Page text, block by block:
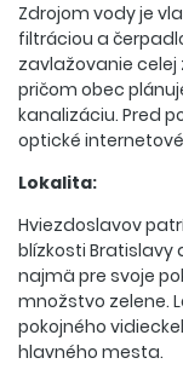
Zdrojom vody je
filtráciou a
zavlažovanie celej
pričom obec
kanalizáciu. Pred
optické
Lokalita:
Hviezdoslavov
blízkosti Bratislavy
najmä pre svoje
množstvo zelene.
pokojného
hlavného mesta.